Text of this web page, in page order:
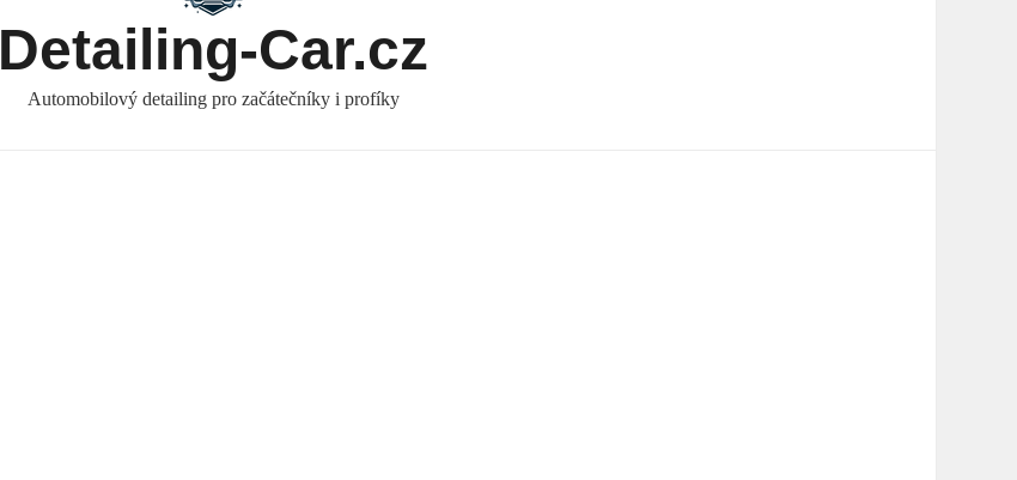
Detailing-Car.cz
Automobilový detailing pro začátečníky i profíky